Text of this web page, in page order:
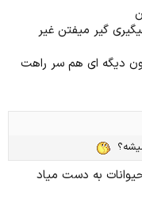
گیر میفتن غیر
دیگه ای هم سر راهت
به دست میاد